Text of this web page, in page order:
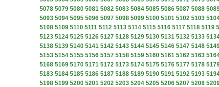
5078 5079 5080 5081 5082 5083 5084 5085 5086 5087 5088
5093 5094 5095 5096 5097 5098 5099 5100 5101 5102 5103
5108 5109 5110 5111 5112 5113 5114 5115 5116 5117 5118 5119
5123 5124 5125 5126 5127 5128 5129 5130 5131 5132 5133
5138 5139 5140 5141 5142 5143 5144 5145 5146 5147 5148
5153 5154 5155 5156 5157 5158 5159 5160 5161 5162 5163
5168 5169 5170 5171 5172 5173 5174 5175 5176 5177 5178
5183 5184 5185 5186 5187 5188 5189 5190 5191 5192 5193
5198 5199 5200 5201 5202 5203 5204 5205 5206 5207 5208